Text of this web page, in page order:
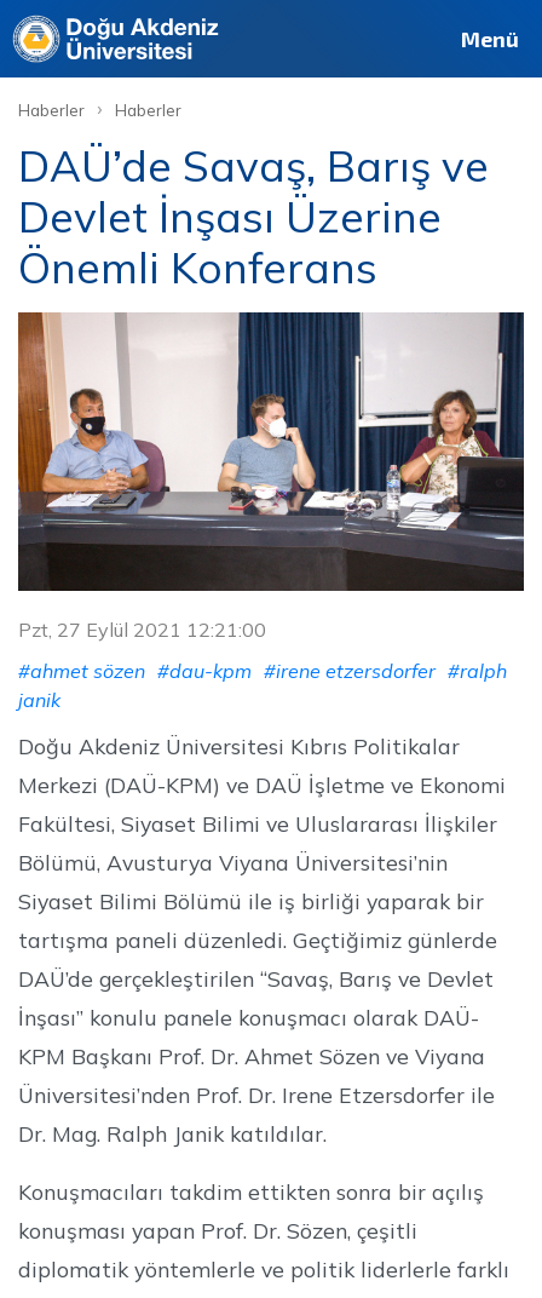
Menü
Haberler › Haberler
DAÜ’de Savaş, Barış ve
Devlet İnşası Üzerine
Önemli Konferans
Pzt, 27 Eylül 2021 12:21:00
#ahmet sözen #dau-kpm #irene etzersdorfer #ralph
janik
Doğu Akdeniz Üniversitesi Kıbrıs Politikalar
Merkezi (DAÜ-KPM) ve DAÜ İşletme ve Ekonomi
Fakültesi, Siyaset Bilimi ve Uluslararası İlişkiler
Bölümü, Avusturya Viyana Üniversitesi’nin
Siyaset Bilimi Bölümü ile iş birliği yaparak bir
tartışma paneli düzenledi. Geçtiğimiz günlerde
DAÜ’de gerçekleştirilen “Savaş, Barış ve Devlet
İnşası” konulu panele konuşmacı olarak DAÜ-
KPM Başkanı Prof. Dr. Ahmet Sözen ve Viyana
Üniversitesi’nden Prof. Dr. Irene Etzersdorfer ile
Dr. Mag. Ralph Janik katıldılar.
Konuşmacıları takdim ettikten sonra bir açılış
konuşması yapan Prof. Dr. Sözen, çeşitli
diplomatik yöntemlerle ve politik liderlerle farklı